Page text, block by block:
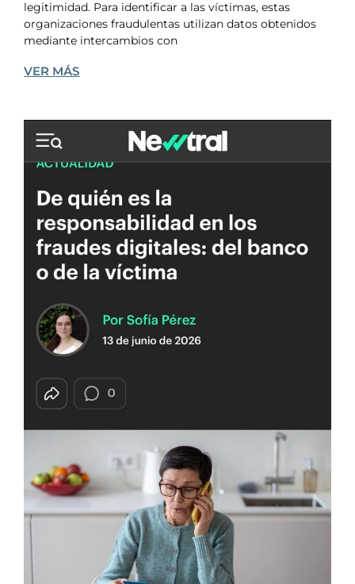
legitimidad. Para identificar a las víctimas, estas
organizaciones fraudulentas utilizan datos obtenidos
mediante intercambios con
VER MÁS